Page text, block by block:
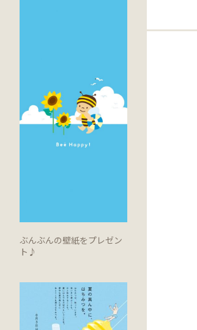
ぶんぶんの壁紙をプレゼン
ト♪